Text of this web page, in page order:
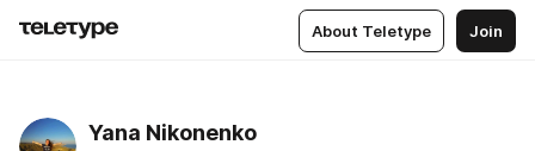
About Teletype Join
Yana Nikonenko